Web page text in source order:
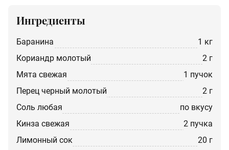
Ингредиенты
баранина
1 кг
кориандр молотый
2 г
мята свежая
1 пучок
перец черный молотый
2 г
соль любая
по вкусу
кинза свежая
2 пучка
Лимонный сок
20 г